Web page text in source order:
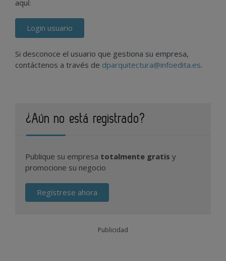
aquí:
Login usuario
Si desconoce el usuario que gestiona su empresa,
contáctenos a través de dparquitectura@infoedita.es.
¿Aún no está registrado?
Publique su empresa totalmente gratis y
promocione su negocio
Regístrese ahora
Publicidad